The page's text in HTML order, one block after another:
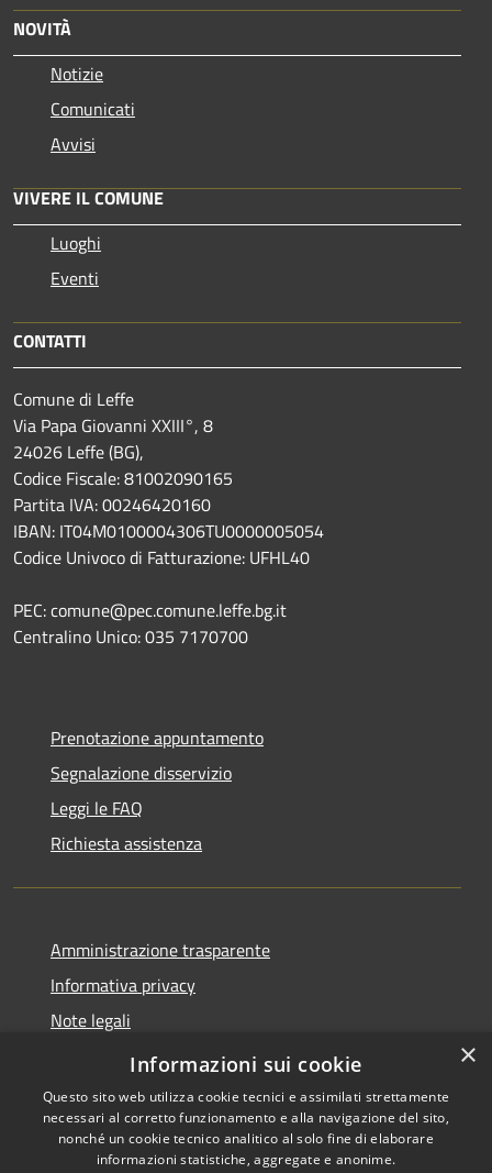
NOVITÀ
Notizie
Comunicati
Avvisi
VIVERE IL COMUNE
Luoghi
Eventi
CONTATTI
Comune di Leffe
Via Papa Giovanni XXIII°, 8
24026 Leffe (BG),
Codice Fiscale: 81002090165
Partita IVA: 00246420160
IBAN: IT04M0100004306TU0000005054
Codice Univoco di Fatturazione: UFHL40
PEC: comune@pec.comune.leffe.bg.it
Centralino Unico: 035 7170700
Prenotazione appuntamento
Segnalazione disservizio
Leggi le FAQ
Richiesta assistenza
Amministrazione trasparente
Informativa privacy
Note legali
Dichiarazione di accessibilità
Copyright © 2026 • Comune di
×
Informazioni sui cookie
Questo sito web utilizza cookie tecnici e assimilati strettamente
necessari al corretto funzionamento e alla navigazione del sito,
nonché un cookie tecnico analitico al solo fine di elaborare
informazioni statistiche, aggregate e anonime.